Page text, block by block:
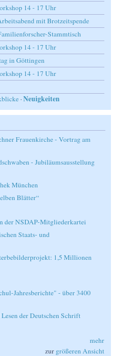
14 - 17 Uhr
mit Brotzeitspende
Stammtisch
14 - 17 Uhr
in Göttingen
14 - 17 Uhr
·Neuigkeiten
Frauenkirche - Vortrag am
- Jubiläumsausstellung
München
Blätter“
der NSDAP-Mitgliederkartei
Staats- und
1,5 Millionen
Jahresberichte" - über 3400
der Deutschen Schrift
mehr
zur größeren Ansicht